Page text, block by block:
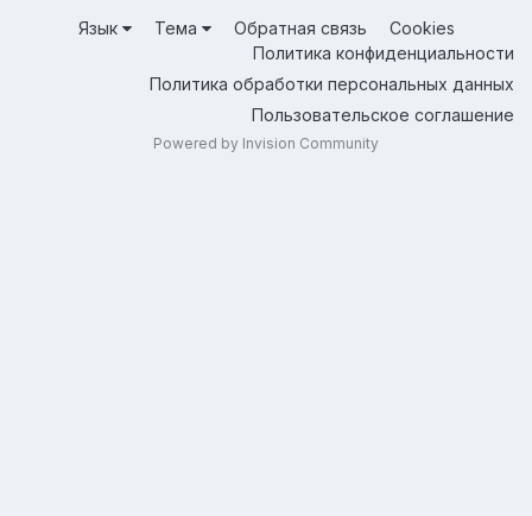
Язык Тема Обратная связь
Cookies
Политика конфиденциальности
Политика обработки персональных данных
Пользовательское соглашение
Powered by Invision Community